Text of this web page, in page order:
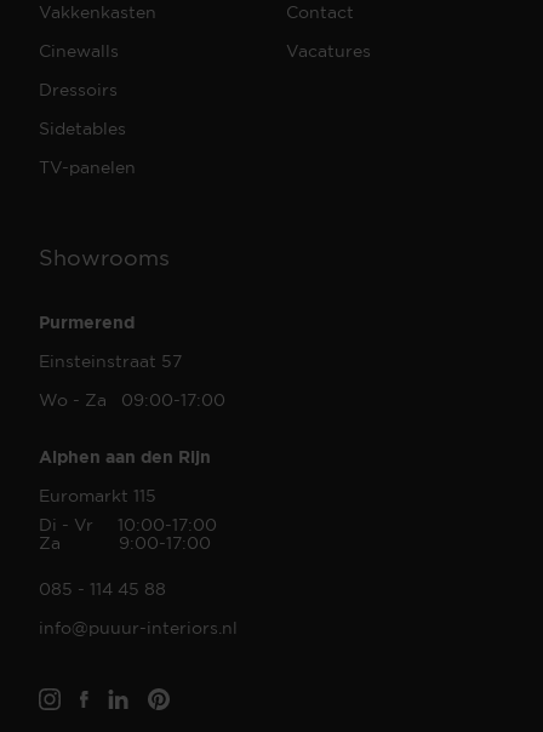
Vakkenkasten
Cinewalls
Dressoirs
Sidetables
TV-panelen
Contact
Vacatures
Showrooms
Purmerend
Einsteinstraat 57
Wo - Za 09:00-17:00
Alphen aan den Rijn
Euromarkt 115
Di - Vr 10:00-17:00
Za 9:00-17:00
085 - 114 45 88
info@puuur-interiors.nl